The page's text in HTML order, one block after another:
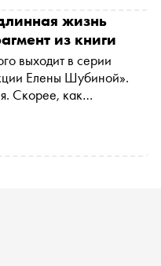
дел» — «Россия
жизнь
из книги
выходит в серии
Елены Шубиной».
Скорее, как
дачном быте и